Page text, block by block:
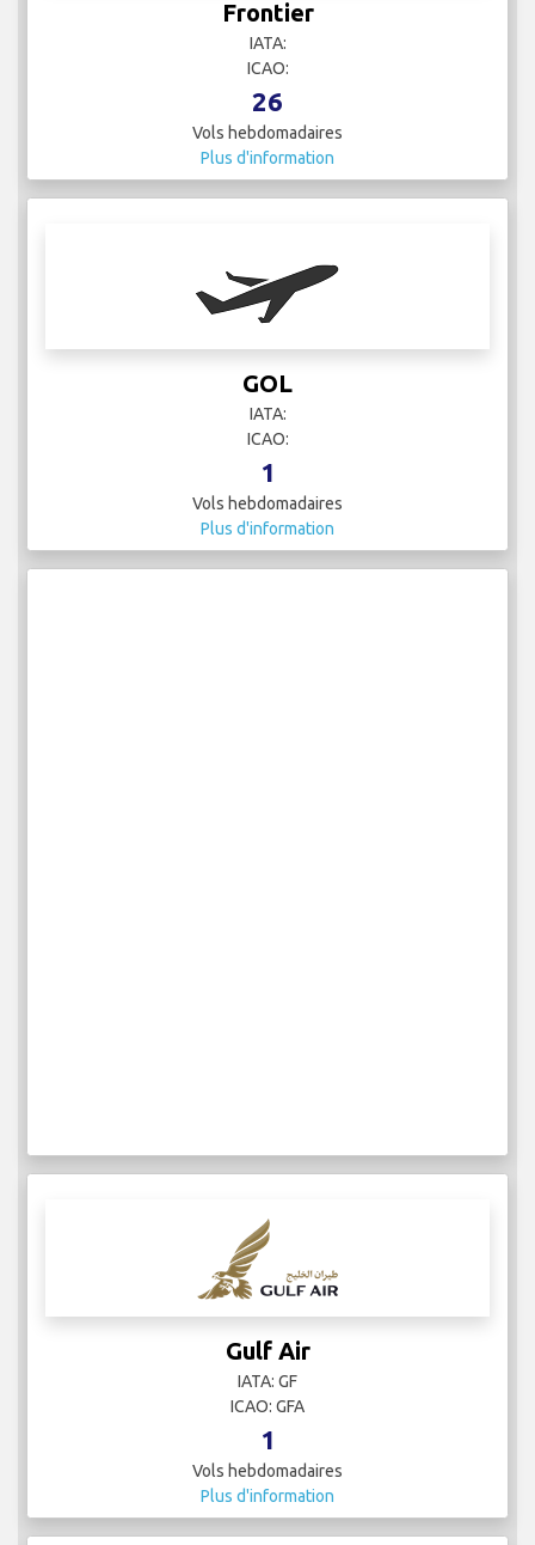
Frontier
IATA:
ICAO:
26
Vols hebdomadaires
Plus d'information
GOL
IATA:
ICAO:
1
Vols hebdomadaires
Plus d'information
Gulf Air
IATA: GF
ICAO: GFA
1
Vols hebdomadaires
Plus d'information